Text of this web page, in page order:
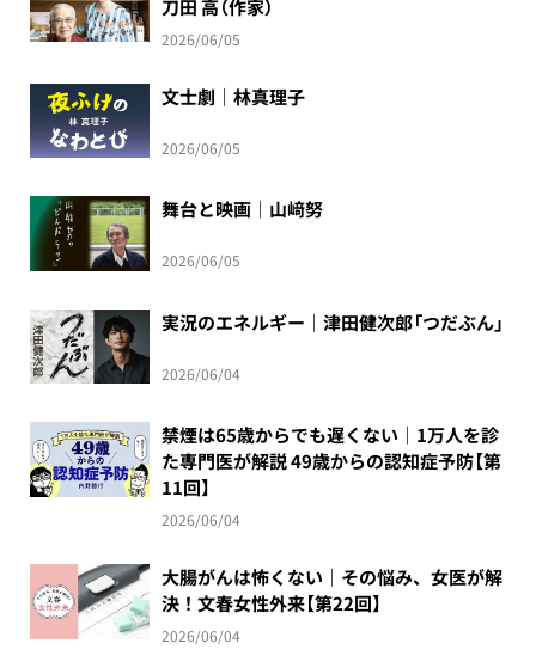
刀田 高（作家）
2026/06/05
文士劇｜林真理子
2026/06/05
舞台と映画｜山﨑努
2026/06/05
実況のエネルギー｜津田健次郎「つだぶん」
2026/06/04
禁煙は65歳からでも遅くない｜1万人を診
た専門医が解説 49歳からの認知症予防【第
11回】
2026/06/04
大腸がんは怖くない｜その悩み、女医が解
決！文春女性外来【第22回】
2026/06/04